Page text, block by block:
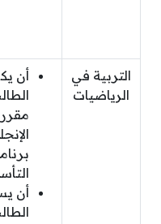
التربية في
الرياضيات
أن
أن